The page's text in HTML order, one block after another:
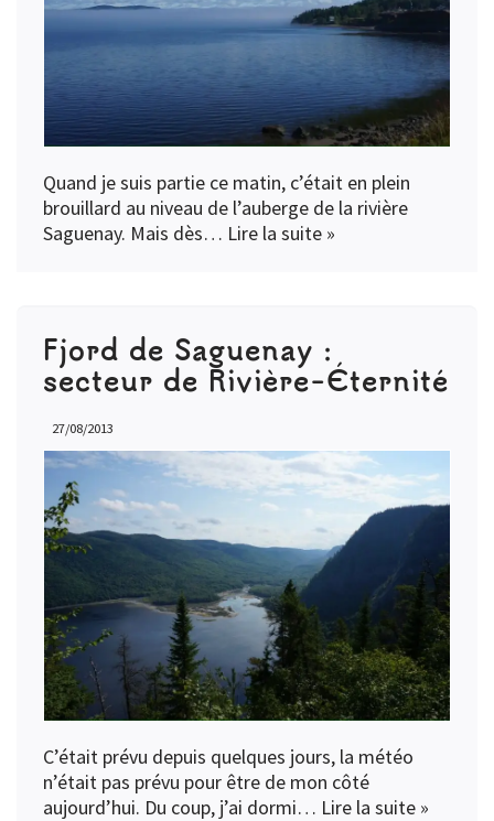
Quand je suis partie ce matin, c’était en plein
brouillard au niveau de l’auberge de la rivière
Saguenay. Mais dès… Lire la suite »
Fjord de Saguenay :
secteur de Rivière-Éternité
27/08/2013
C’était prévu depuis quelques jours, la météo
n’était pas prévu pour être de mon côté
aujourd’hui. Du coup, j’ai dormi… Lire la suite »